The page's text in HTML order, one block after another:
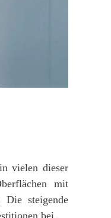
vielen dieser
mit
Die steigende
bei.